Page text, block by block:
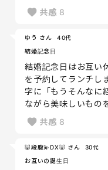
共感 8
ゆう さん
40代
結婚記念日
結婚記念日はお互い
を予約してランチし
字に「もうそんなに
ながら美味しいもの
共感 8
🐷段腹💫DX🐷 さん
30代
お互いの誕生日